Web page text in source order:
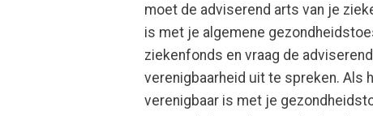
moet de adviserend arts van je
is met je algemene
ziekenfonds en vraag de
verenigbaarheid uit te spreken.
verenigbaar is met je